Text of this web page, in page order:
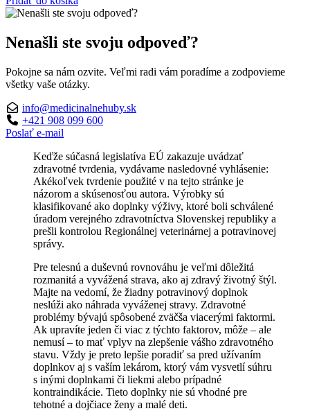
Nenašli ste svoju odpoveď?
Pokojne sa nám ozvite. Veľmi radi vám poradíme a zodpovieme
všetky vaše otázky.
info@medicinalnehuby.sk
+421 908 099 600
Poslať e-mail
Keďže súčasná legislatíva EÚ zakazuje uvádzať
zdravotné tvrdenia, vydávame nasledovné vyhlásenie:
Akékoľvek tvrdenie použité v na tejto stránke je
názorom a skúsenosťou autora. Výrobky sú
klasifikované ako doplnky výživy, ktoré boli schválené
úradom verejného zdravotníctva Slovenskej republiky a
prešli kontrolou Regionálnej veterinárnej a potravinovej
správy.
Pre telesnú a duševnú rovnováhu je veľmi dôležitá
rozmanitá a vyvážená strava, ako aj zdravý životný štýl.
Majte na vedomí, že žiadny potravinový doplnok
neslúži ako náhrada vyváženej stravy. Zdravotné
problémy bývajú spôsobené zväčša viacerými faktormi.
Ak upravíte jeden či viac z týchto faktorov, môže – ale
nemusí – to mať vplyv na zlepšenie vášho zdravotného
stavu. Vždy je preto lepšie poradiť sa pred užívaním
doplnkov aj s vaším lekárom, ktorý vám vysvetlí súhru
s inými doplnkami či liekmi alebo prípadné
kontraindikácie. Tieto doplnky nie sú vhodné pre
tehotné a dojčiace ženy a malé deti.